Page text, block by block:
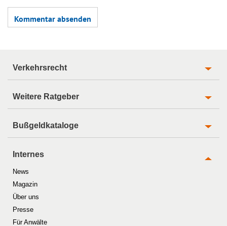
Verkehrsrecht
Weitere Ratgeber
Bußgeldkataloge
Internes
News
Magazin
Über uns
Presse
Für Anwälte